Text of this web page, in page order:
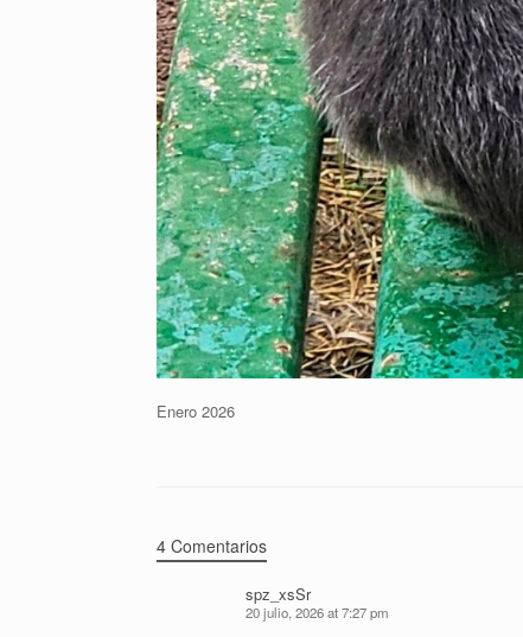
Enero 2026
4 Comentarios
spz_xsSr
20 julio, 2026 at 7:27 pm